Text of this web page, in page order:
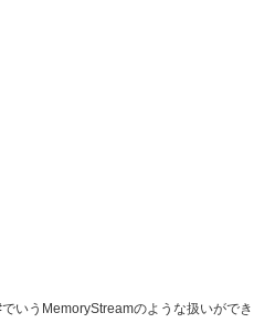
いうMemoryStreamのような扱いができ